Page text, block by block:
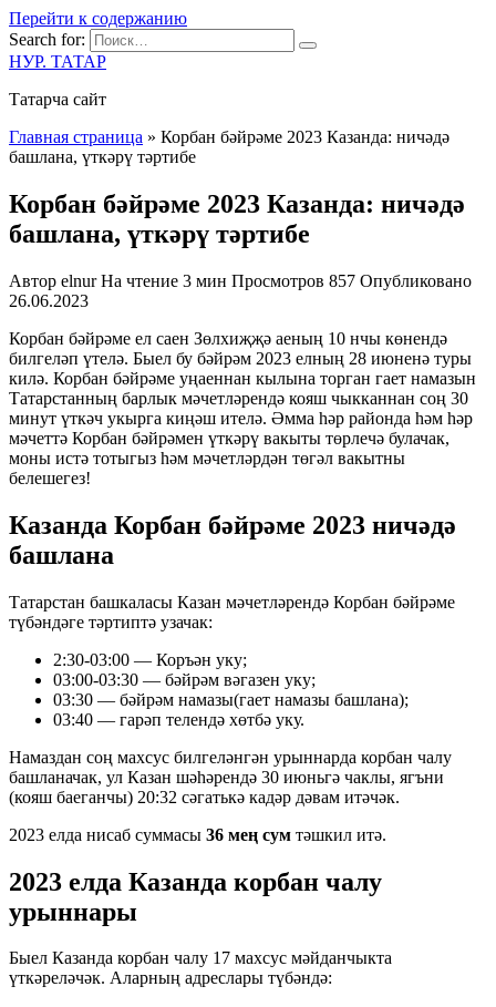
Перейти к содержанию
Search for:
НУР. ТАТАР
Татарча сайт
Главная страница » Корбан бәйрәме 2023 Казанда: ничәдә
башлана, үткәрү тәртибе
Корбан бәйрәме 2023 Казанда: ничәдә
башлана, үткәрү тәртибе
Автор elnur На чтение 3 мин Просмотров 857 Опубликовано
26.06.2023
Корбан бәйрәме ел саен Зөлхиҗҗә аеның 10 нчы көнендә
билгеләп үтелә. Быел бу бәйрәм 2023 елның 28 июненә туры
килә. Корбан бәйрәме уңаеннан кылына торган гает намазын
Татарстанның барлык мәчетләрендә кояш чыкканнан соң 30
минут үткәч укырга киңәш ителә. Әмма һәр районда һәм һәр
мәчеттә Корбан бәйрәмен үткәрү вакыты төрлечә булачак,
моны истә тотыгыз һәм мәчетләрдән төгәл вакытны
белешегез!
Казанда Корбан бәйрәме 2023 ничәдә
башлана
Татарстан башкаласы Казан мәчетләрендә Корбан бәйрәме
түбәндәге тәртиптә узачак:
2:30-03:00 — Коръән уку;
03:00-03:30 — бәйрәм вәгазен уку;
03:30 — бәйрәм намазы(гает намазы башлана);
03:40 — гарәп телендә хөтбә уку.
Намаздан соң махсус билгеләнгән урыннарда корбан чалу
башланачак, ул Казан шәһәрендә 30 июньгә чаклы, ягъни
(кояш баеганчы) 20:32 сәгатькә кадәр дәвам итәчәк.
2023 елда нисаб суммасы 36 мең сум тәшкил итә.
2023 елда Казанда корбан чалу
урыннары
Быел Казанда корбан чалу 17 махсус мәйданчыкта
үткәреләчәк. Аларның адреслары түбәндә: